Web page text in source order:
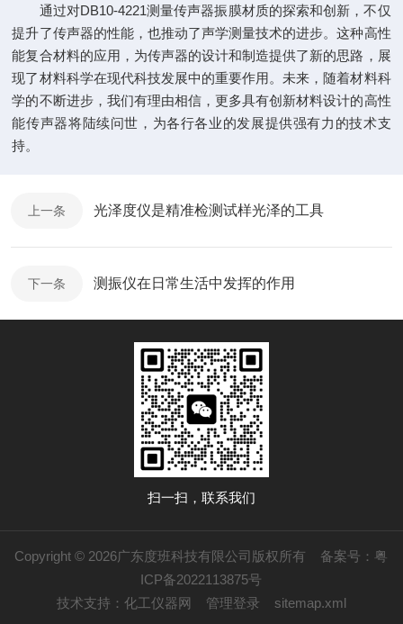
通过对DB10-4221测量传声器振膜材质的探索和创新，不仅
提升了传声器的性能，也推动了声学测量技术的进步。这种高性
能复合材料的应用，为传声器的设计和制造提供了新的思路，展
现了材料科学在现代科技发展中的重要作用。未来，随着材料科
学的不断进步，我们有理由相信，更多具有创新材料设计的高性
能传声器将陆续问世，为各行各业的发展提供强有力的技术支
持。
上一条 光泽度仪是精准检测试样光泽的工具
下一条 测振仪在日常生活中发挥的作用
扫一扫，联系我们
Copyright © 2026广东度班科技有限公司版权所有 备案号：粤
ICP备2022113875号
技术支持： 化工仪器网 管理登录 sitemap.xml